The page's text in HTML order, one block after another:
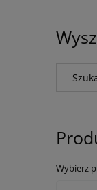
Wybierz